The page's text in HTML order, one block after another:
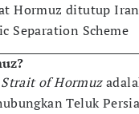
Hormuz ditutup Iran
Separation Scheme
Strait of Hormuz
Teluk